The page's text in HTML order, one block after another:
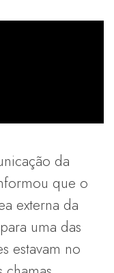
da
que o
externa da
uma das
estavam no